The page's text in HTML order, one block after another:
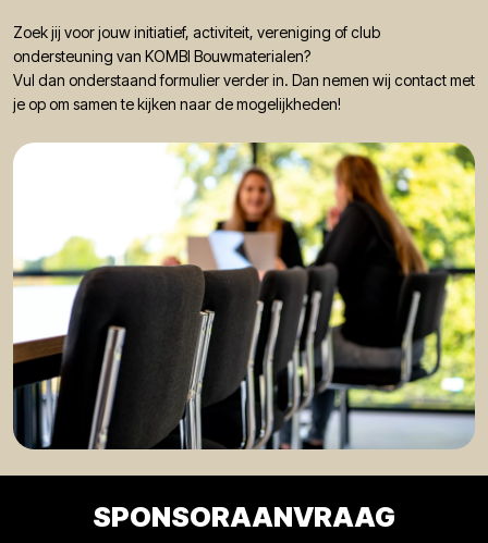
Zoek jij voor jouw initiatief, activiteit, vereniging of club
ondersteuning van KOMBI Bouwmaterialen?
Vul dan onderstaand formulier verder in. Dan nemen wij contact met
je op om samen te kijken naar de mogelijkheden!
SPONSORAANVRAAG